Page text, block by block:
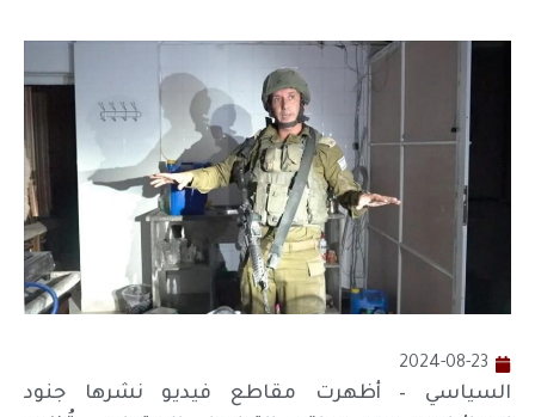
2024-08-23
السياسي – أظهرت مقاطع فيديو نشرها جنود